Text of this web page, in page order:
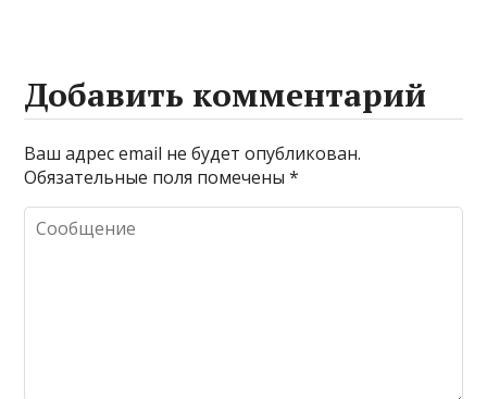
Добавить комментарий
Ваш адрес email не будет опубликован.
Обязательные поля помечены*